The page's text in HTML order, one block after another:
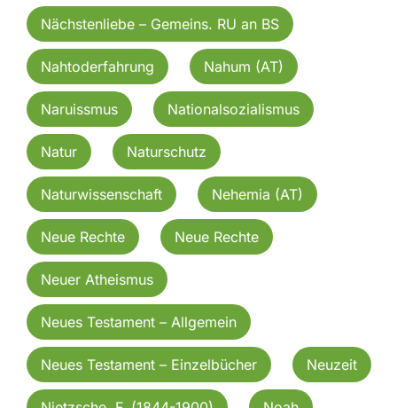
Nächstenliebe – Gemeins. RU an BS
Nahtoderfahrung Nahum (AT)
Naruissmus Nationalsozialismus
Natur Naturschutz
Naturwissenschaft Nehemia (AT)
Neue Rechte Neue Rechte
Neuer Atheismus
Neues Testament – Allgemein
Neues Testament – Einzelbücher Neuzeit